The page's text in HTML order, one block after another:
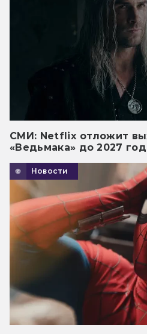
СМИ: Netflix отложит
«Ведьмака» до 2027
Новости